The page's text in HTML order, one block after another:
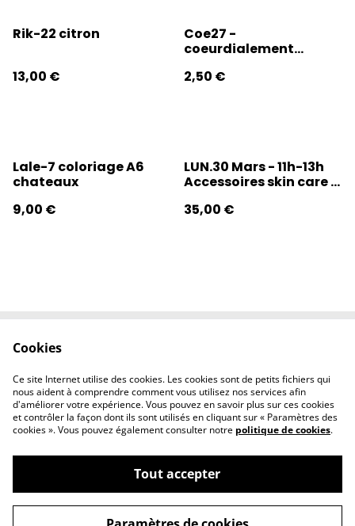
Rik-22 citron
13,00 €
Coe27 -
coeurdialement
2,50 €
Lale-7 coloriage A6
chateaux
9,00 €
LUN.30 Mars - 11h-13h
Accessoires skin care -
35,00 €
Contactez-nous
Politique de
confidentialité
Politique de
cookies
©2026l'éclipse
Cookies
Ce site Internet utilise des cookies. Les cookies sont de petits fichiers qui
nous aident à comprendre comment vous utilisez nos services afin
d'améliorer votre expérience. Vous pouvez en savoir plus sur ces cookies
et contrôler la façon dont ils sont utilisés en cliquant sur « Paramètres des
cookies ». Vous pouvez également consulter notre politique de cookies.
Tout accepter